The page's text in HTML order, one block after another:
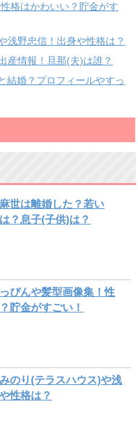
格はかわいい？貯金がす
浅野忠信！出身や性格は？
産情報！旦那(夫)は誰？
結婚？プロフィールやすっ
世は離婚した？若い
？息子(子供)は？
ぴんや髪型画像集！性
貯金がすごい！
のり(テラスハウス)や浅
性格は？